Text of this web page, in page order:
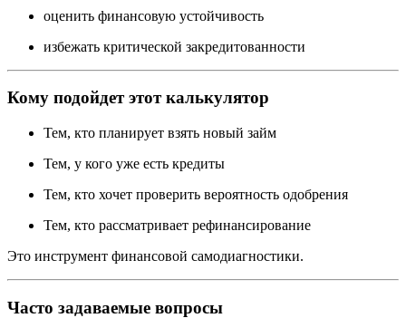
оценить финансовую устойчивость
избежать критической закредитованности
Кому подойдет этот калькулятор
Тем, кто планирует взять новый займ
Тем, у кого уже есть кредиты
Тем, кто хочет проверить вероятность одобрения
Тем, кто рассматривает рефинансирование
Это инструмент финансовой самодиагностики.
Часто задаваемые вопросы